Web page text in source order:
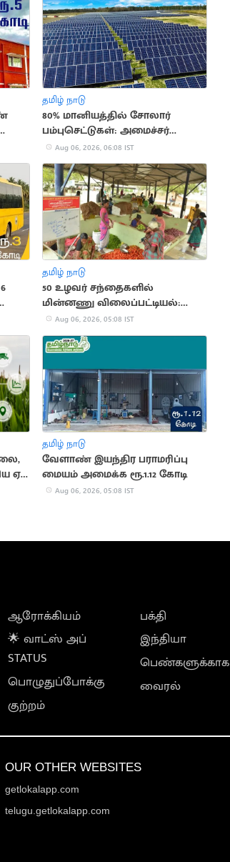
தமிழ் நாடு
80% மானியத்தில் சோலார்
பம்புசெட்டுகள்: அமைச்சர்
வினோத் அறிவிப்பு
Aug 06, 2026, 06:08 IST
தமிழ் நாடு
50 உழவர் சந்தைகளில்
மின்னணு விலைப்பட்டியல்:
அமைச்சர் வினோத் அறிவிப்பு
Aug 06, 2026, 05:08 IST
ஏஐ
தமிழ் நாடு
வேளாண் இயந்திர பராமரிப்பு
மையம் அமைக்க ரூ.1.12 கோடி
Aug 06, 2026, 05:08 IST
ஆரோக்கியம்
🌟 வாட்ஸ் அப்
STATUS
பொழுதுப்போக்கு
குற்றம்
பக்தி
இந்தியா
பெண்களுக்காக
வைரல்
OUR OTHER WEBSITES
getlokalapp.com
telugu.getlokalapp.com